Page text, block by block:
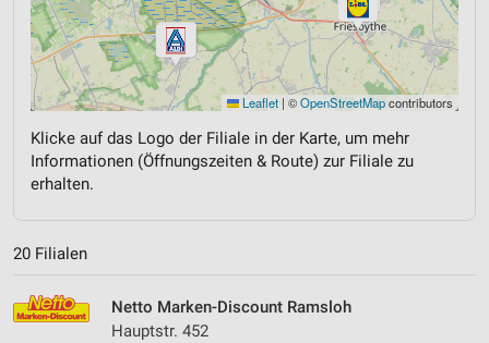
Leaflet | ©OpenStreetMapcontributors
Klicke auf das Logo der Filiale in der Karte, um mehr
Informationen (Öffnungszeiten & Route) zur Filiale zu
erhalten.
20 Filialen
Netto Marken-Discount Ramsloh
Hauptstr. 452